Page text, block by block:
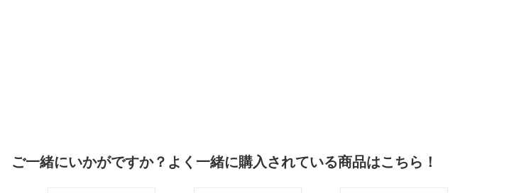
ご一緒にいかがですか？よく一緒に購入されている商品はこちら！